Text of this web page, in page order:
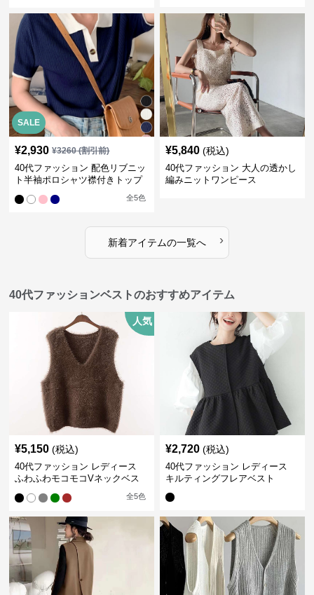
SALE
¥2,930 ¥3260(割引前)
40代ファッション 配色リブニッ
ト半袖ポロシャツ襟付きトップ
全5色
¥5,840 (税込)
40代ファッション 大人の透かし
編みニットワンピース
新着アイテムの一覧へ ›
40代ファッションベストのおすすめアイテム
人気
¥5,150 (税込)
40代ファッション レディース
ふわふわモコモコVネックベス
全5色
¥2,720 (税込)
40代ファッション レディース
キルティングフレアベスト